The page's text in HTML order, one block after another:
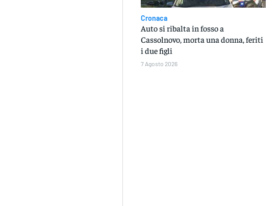
Cronaca
Auto si ribalta in fosso a
Cassolnovo, morta una donna, feriti
i due figli
7 Agosto 2026